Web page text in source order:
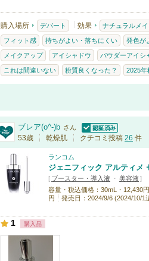
購入場所 デパート 効果 ナチュラルメイ
フィット感 持ちがよい・落ちにくい 発色が
メイクアップ アイシャドウ パウダーアイシ
これは間違いない 粉質良くなった？ 2025年
ブレア(o^-)b さん
認証済
53歳 乾燥肌 クチコミ投稿 26 件
ランコム
ジェニフィック アルティメ
[ ブースター・導入液 ・ 美容液]
容量・税込価格：30mL・12,430
円
発売日：2024/9/6 (2024/10/1
1 購入品